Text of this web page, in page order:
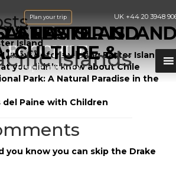
Plan your trip UK +44 20 3948
Islands
TO
CULTURE &
ISLAND
& EASTER
Island
knew before visiting Easter Island
you didn’t know about Chile
Park: A Natural Paradise in the
Paine with Children
you know you can skip the Drake